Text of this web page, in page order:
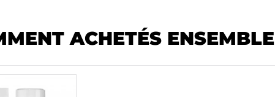
ACHETÉS ENSEMBLE